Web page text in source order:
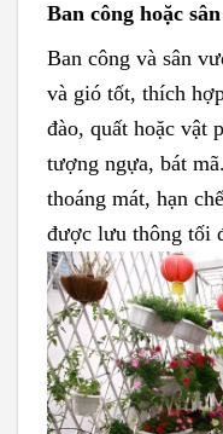
Ban công hoặc
Ban công và sân
và gió tốt, thích
đào, quất hoặc vật
tượng ngựa, bát
thoáng mát, hạn
được lưu thông tối